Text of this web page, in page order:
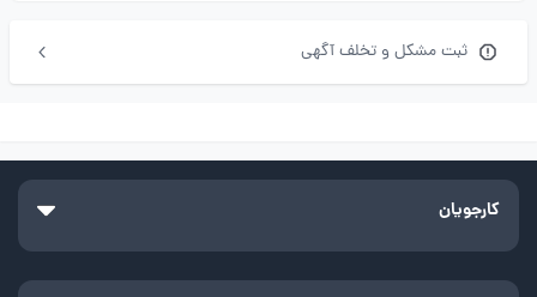
ثبت مشکل و تخلف آگهی
کارجویان